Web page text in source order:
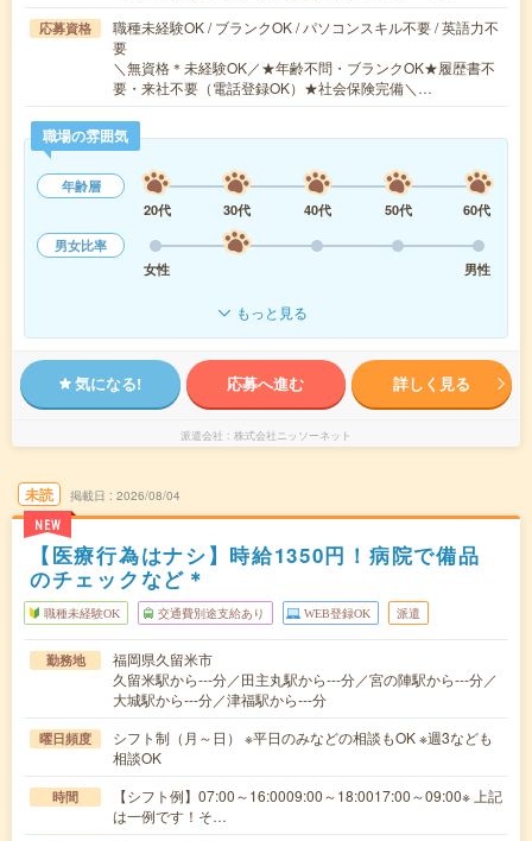
応募資格
職種未経験OK / ブランクOK / パソコンスキル不要 / 英語力不
要
＼無資格＊未経験OK／★年齢不問・ブランクOK★履歴書不
要・来社不要（電話登録OK）★社会保険完備＼…
職場の雰囲気
年齢層
20代
30代 40代 50代
60代
男女比率
女性
男性
もっと見る
気になる! 応募へ進む 詳しく見る
派遣会社 株式会社ニッソーネット
未読
NEW
掲載日 2026/08/04
【医療行為はナシ】時給1350円！病院で備品
のチェックなど＊
職種未経験OK 交通費別途支給あり WEB登録OK 派遣
勤務地
福岡県久留米市
久留米駅から---分／田主丸駅から---分／宮の陣駅から---分／
大城駅から---分／津福駅から---分
曜日頻度
シフト制（月～日） ※平日のみなどの相談もOK ※週3なども
相談OK
時間
【シフト例】07:00～16:0009:00～18:0017:00～09:00※ 上記
は一例です！そ…